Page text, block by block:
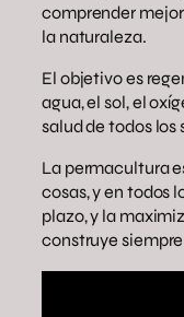
comprender
la naturaleza.
El objetivo es
agua, el sol, el
salud de todos los
La permacultura
cosas, y en todos
plazo, y la
construye